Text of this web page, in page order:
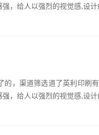
，给人以强烈的视觉感,设计
，渠道筛选道了英利印刷
，给人以强烈的视觉感,设计